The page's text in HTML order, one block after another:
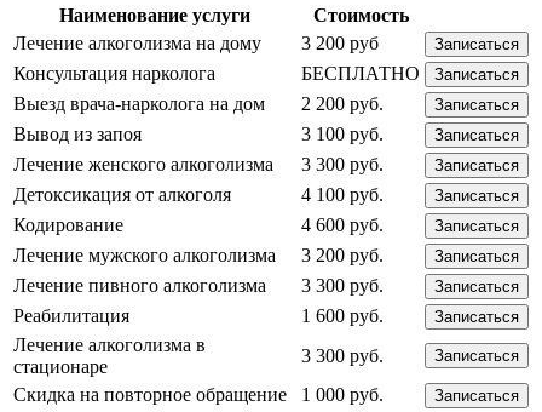
Наименование услуги
Стоимость
Лечение алкоголизма на дому
3 200 руб Записаться
Консультация нарколога БЕСПЛАТНО Записаться
Выезд врача-нарколога на дом 2 200 руб. Записаться
Вывод из запоя 3 100 руб. Записаться
Лечение женского алкоголизма 3 300 руб. Записаться
Детоксикация от алкоголя 4 100 руб. Записаться
Кодирование 4 600 руб. Записаться
Лечение мужского алкоголизма 3 200 руб. Записаться
Лечение пивного алкоголизма 3 300 руб. Записаться
Реабилитация 1 600 руб. Записаться
Лечение алкоголизма в
стационаре
3 300 руб. Записаться
Скидка на повторное обращение 1 000 руб. Записаться